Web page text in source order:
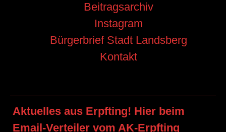
Beitragsarchiv
Instagram
Bürgerbrief Stadt Landsberg
Kontakt
Aktuelles aus Erpfting! Hier beim
Email-Verteiler vom AK-Erpfting